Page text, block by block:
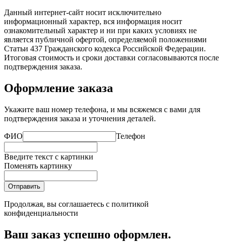
Данный интернет-сайт носит исключительно
информационный характер, вся информация носит
ознакомительный характер и ни при каких условиях не
является публичной офертой, определяемой положениями
Статьи 437 Гражданского кодекса Российской Федерации.
Итоговая стоимость и сроки доставки согласовываются после
подтверждения заказа.
Оформление заказа
Укажите ваш номер телефона, и мы всяжемся с вами для
подтверждения заказа и уточнения деталей.
ФИО Телефон
Введите текст с картинки
Поменять картинку
Отправить
Продолжая, вы соглашаетесь с политикой
конфиденциальности
Ваш заказ успешно оформлен.